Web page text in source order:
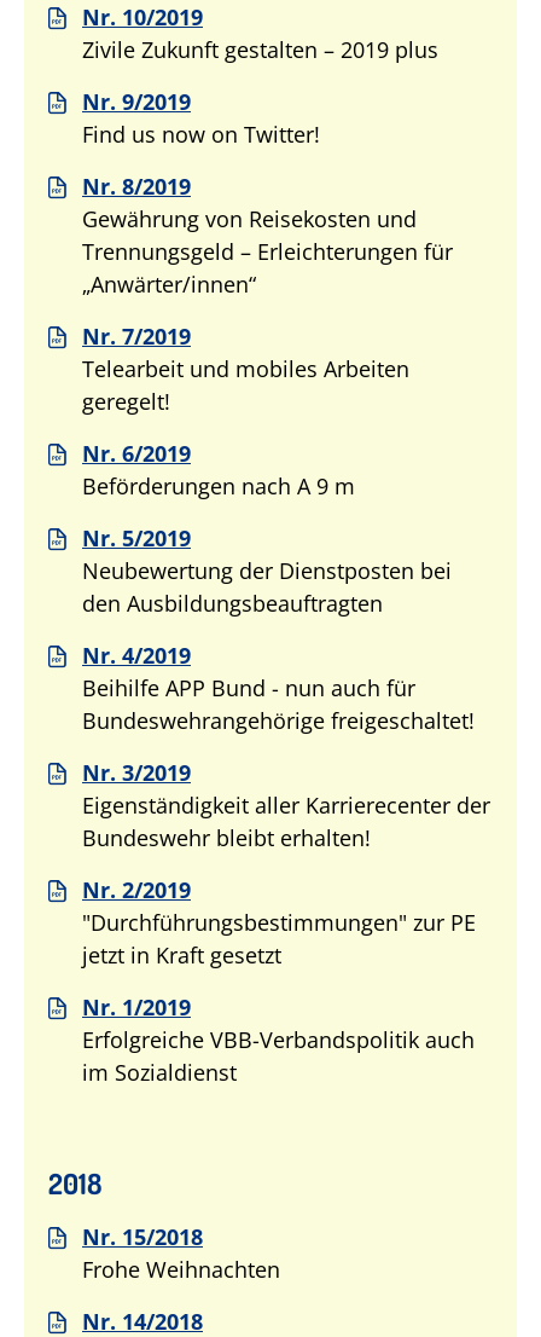
Nr. 10/2019
Zivile Zukunft gestalten – 2019 plus
Nr. 9/2019
Find us now on Twitter!
Nr. 8/2019
Gewährung von Reisekosten und
Trennungsgeld – Erleichterungen für
„Anwärter/innen“
Nr. 7/2019
Telearbeit und mobiles Arbeiten
geregelt!
Nr. 6/2019
Beförderungen nach A 9 m
Nr. 5/2019
Neubewertung der Dienstposten bei
den Ausbildungsbeauftragten
Nr. 4/2019
Beihilfe APP Bund - nun auch für
Bundeswehrangehörige freigeschaltet!
Nr. 3/2019
Eigenständigkeit aller Karrierecenter der
Bundeswehr bleibt erhalten!
Nr. 2/2019
"Durchführungsbestimmungen" zur PE
jetzt in Kraft gesetzt
Nr. 1/2019
Erfolgreiche VBB-Verbandspolitik auch
im Sozialdienst
2018
Nr. 15/2018
Frohe Weihnachten
Nr. 14/2018